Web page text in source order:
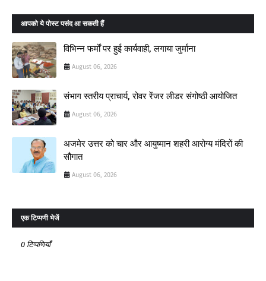
आपको ये पोस्ट पसंद आ सकती हैं
विभिन्न फर्मों पर हुई कार्यवाही, लगाया जुर्माना
August 06, 2026
संभाग स्तरीय प्राचार्य, रोवर रेंजर लीडर संगोष्ठी आयोजित
August 06, 2026
अजमेर उत्तर को चार और आयुष्मान शहरी आरोग्य मंदिरों की
सौगात
August 06, 2026
एक टिप्पणी भेजें
0 टिप्पणियाँ